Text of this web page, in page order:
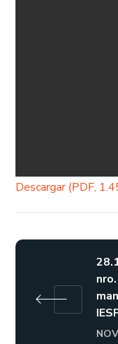
Descargar (PDF,